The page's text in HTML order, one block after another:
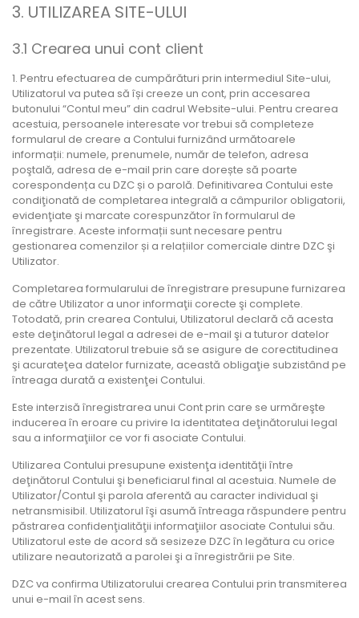
3. UTILIZAREA SITE-ULUI
3.1 Crearea unui cont client
1. Pentru efectuarea de cumpărături prin intermediul Site-ului,
Utilizatorul va putea să își creeze un cont, prin accesarea
butonului “Contul meu” din cadrul Website-ului. Pentru crearea
acestuia, persoanele interesate vor trebui să completeze
formularul de creare a Contului furnizând următoarele
informații: numele, prenumele, număr de telefon, adresa
poştală, adresa de e-mail prin care dorește să poarte
corespondența cu DZC și o parolă. Definitivarea Contului este
condiţionată de completarea integrală a câmpurilor obligatorii,
evidenţiate şi marcate corespunzător în formularul de
înregistrare. Aceste informații sunt necesare pentru
gestionarea comenzilor și a relațiilor comerciale dintre DZC şi
Utilizator.
Completarea formularului de înregistrare presupune furnizarea
de către Utilizator a unor informaţii corecte şi complete.
Totodată, prin crearea Contului, Utilizatorul declară că acesta
este deţinătorul legal a adresei de e-mail şi a tuturor datelor
prezentate. Utilizatorul trebuie să se asigure de corectitudinea
şi acurateţea datelor furnizate, această obligaţie subzistând pe
întreaga durată a existenţei Contului.
Este interzisă înregistrarea unui Cont prin care se urmăreşte
inducerea în eroare cu privire la identitatea deţinătorului legal
sau a informaţiilor ce vor fi asociate Contului.
Utilizarea Contului presupune existenţa identităţii între
deţinătorul Contului şi beneficiarul final al acestuia. Numele de
Utilizator/Contul şi parola aferentă au caracter individual şi
netransmisibil. Utilizatorul îşi asumă întreaga răspundere pentru
păstrarea confidenţialităţii informaţiilor asociate Contului său.
Utilizatorul este de acord să sesizeze DZC în legătura cu orice
utilizare neautorizată a parolei şi a înregistrării pe Site.
DZC va confirma Utilizatorului crearea Contului prin transmiterea
unui e-mail în acest sens.